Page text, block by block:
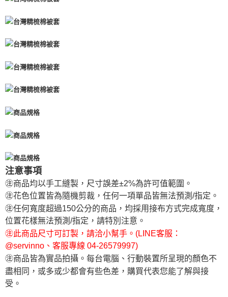
注意事項
㊟商品均以手工縫製，尺寸誤差±2%為許可值範圍。
㊟花色位置皆為隨機剪裁，任何一項單品皆無法預測/指定。
㊟任何寬度超過150公分的商品，均採用接布方式完成寬度，
位置花樣無法預測/指定，請特別注意。
㊟此商品尺寸可訂製，請洽小幫手。(LINE客服：
@servinno、客服專線 04-26579997)
㊟商品皆為實品拍攝。每台電腦、行動裝置所呈現的顏色不
盡相同，或多或少都會有些色差，購買代表您能了解與接
受。